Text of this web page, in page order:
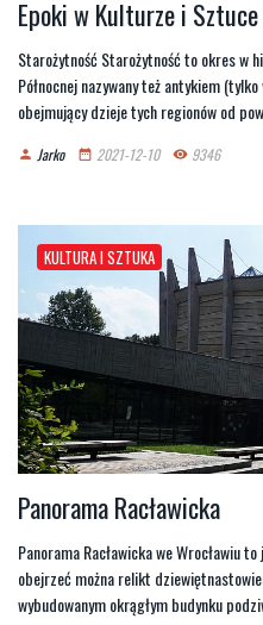
Epoki w Kulturze i Sztuce
Starożytność Starożytność to okres w
Północnej nazywany też antykiem
obejmujący dzieje tych regionów od
person Jarko date_range 2021-12-10 remove_red_eye 9346
KULTURA I SZTUKA
Panorama Racławicka
Panorama Racławicka we Wrocławiu
obejrzeć można relikt
wybudowanym okrągłym budynku